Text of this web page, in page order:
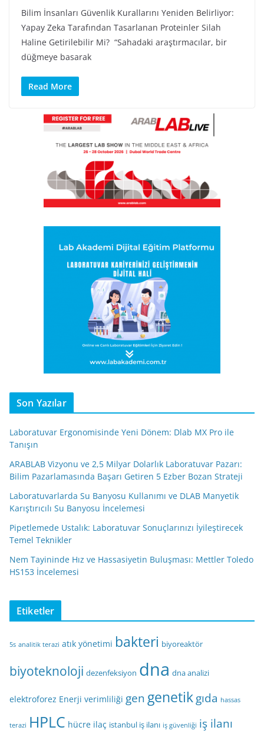
Bilim İnsanları Güvenlik Kurallarını Yeniden Belirliyor:
Yapay Zeka Tarafından Tasarlanan Proteinler Silah
Haline Getirilebilir Mi? “Sahadaki araştırmacılar, bir
düğmeye basarak
Read More
Son Yazılar
Laboratuvar Ergonomisinde Yeni Dönem: Dlab MX Pro ile
Tanışın
ARABLAB Vizyonu ve 2,5 Milyar Dolarlık Laboratuvar Pazarı:
Bilim Pazarlamasında Başarı Getiren 5 Ezber Bozan Strateji
Laboratuvarlarda Su Banyosu Kullanımı ve DLAB Manyetik
Karıştırıcılı Su Banyosu İncelemesi
Pipetlemede Ustalık: Laboratuvar Sonuçlarınızı İyileştirecek
Temel Teknikler
Nem Tayininde Hız ve Hassasiyetin Buluşması: Mettler Toledo
HS153 İncelemesi
Etiketler
5s analitik terazi atık yönetimi bakteri biyoreaktör
biyoteknoloji dezenfeksiyon dna dna analizi
elektroforez Enerji verimliliği gen genetikgıda hassas
terazi HPLC hücre ilaç istanbul iş ilanı iş güvenliği iş ilanı